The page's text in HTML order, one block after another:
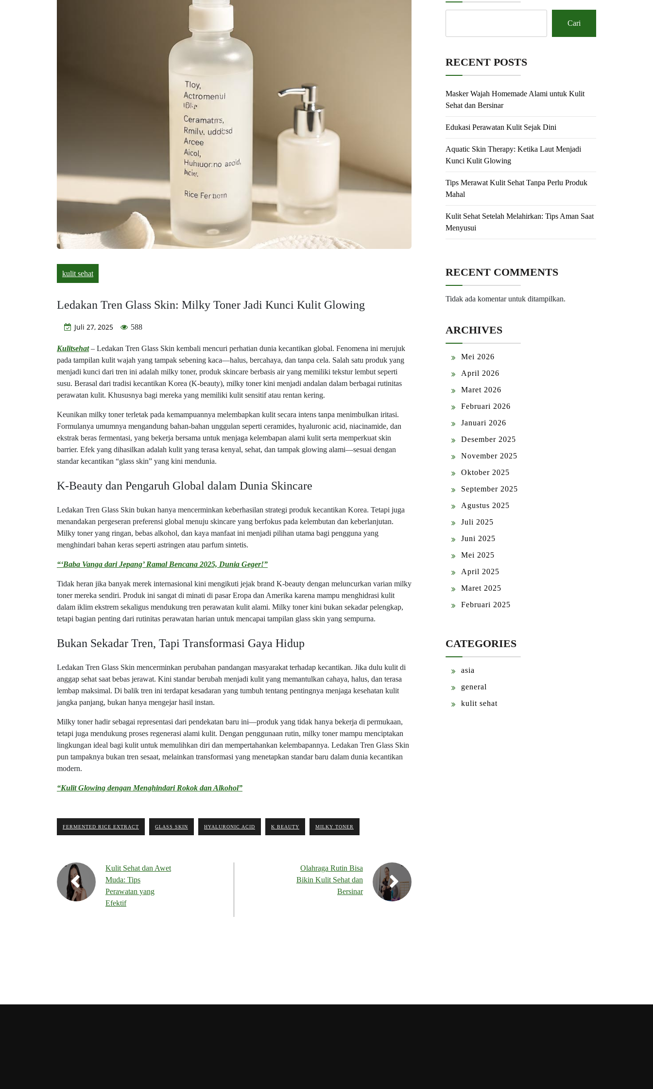
kulit sehat
Ledakan Tren Glass Skin: Milky Toner Jadi Kunci Kulit Glowing
Juli 27, 2025 588
Kulitsehat– Ledakan Tren Glass Skin kembali mencuri perhatian dunia kecantikan global. Fenomena ini merujuk
pada tampilan kulit wajah yang tampak sebening kaca—halus, bercahaya, dan tanpa cela. Salah satu produk yang
menjadi kunci dari tren ini adalah milky toner, produk skincare berbasis air yang memiliki tekstur lembut seperti
susu. Berasal dari tradisi kecantikan Korea (K-beauty), milky toner kini menjadi andalan dalam berbagai rutinitas
perawatan kulit. Khususnya bagi mereka yang memiliki kulit sensitif atau rentan kering.
Keunikan milky toner terletak pada kemampuannya melembapkan kulit secara intens tanpa menimbulkan iritasi.
Formulanya umumnya mengandung bahan-bahan unggulan seperti ceramides, hyaluronic acid, niacinamide, dan
ekstrak beras fermentasi, yang bekerja bersama untuk menjaga kelembapan alami kulit serta memperkuat skin
barrier. Efek yang dihasilkan adalah kulit yang terasa kenyal, sehat, dan tampak glowing alami—sesuai dengan
standar kecantikan “glass skin” yang kini mendunia.
K-Beauty dan Pengaruh Global dalam Dunia Skincare
Ledakan Tren Glass Skin bukan hanya mencerminkan keberhasilan strategi produk kecantikan Korea. Tetapi juga
menandakan pergeseran preferensi global menuju skincare yang berfokus pada kelembutan dan keberlanjutan.
Milky toner yang ringan, bebas alkohol, dan kaya manfaat ini menjadi pilihan utama bagi pengguna yang
menghindari bahan keras seperti astringen atau parfum sintetis.
“‘Baba Vanga dari Jepang’ Ramal Bencana 2025, Dunia Geger!”
Tidak heran jika banyak merek internasional kini mengikuti jejak brand K-beauty dengan meluncurkan varian milky
toner mereka sendiri. Produk ini sangat di minati di pasar Eropa dan Amerika karena mampu menghidrasi kulit
dalam iklim ekstrem sekaligus mendukung tren perawatan kulit alami. Milky toner kini bukan sekadar pelengkap,
tetapi bagian penting dari rutinitas perawatan harian untuk mencapai tampilan glass skin yang sempurna.
Bukan Sekadar Tren, Tapi Transformasi Gaya Hidup
Ledakan Tren Glass Skin mencerminkan perubahan pandangan masyarakat terhadap kecantikan. Jika dulu kulit di
anggap sehat saat bebas jerawat. Kini standar berubah menjadi kulit yang memantulkan cahaya, halus, dan terasa
lembap maksimal. Di balik tren ini terdapat kesadaran yang tumbuh tentang pentingnya menjaga kesehatan kulit
jangka panjang, bukan hanya mengejar hasil instan.
Milky toner hadir sebagai representasi dari pendekatan baru ini—produk yang tidak hanya bekerja di permukaan,
tetapi juga mendukung proses regenerasi alami kulit. Dengan penggunaan rutin, milky toner mampu menciptakan
lingkungan ideal bagi kulit untuk memulihkan diri dan mempertahankan kelembapannya. Ledakan Tren Glass Skin
pun tampaknya bukan tren sesaat, melainkan transformasi yang menetapkan standar baru dalam dunia kecantikan
modern.
“Kulit Glowing dengan Menghindari Rokok dan Alkohol”
FERMENTED RICE EXTRACT GLASS SKIN HYALURONIC ACID K BEAUTY MILKY TONER
Kulit Sehat dan Awet
Muda: Tips
Perawatan yang
Efektif
Olahraga Rutin Bisa
Bikin Kulit Sehat dan
Bersinar
Cari
RECENT POSTS
Masker Wajah Homemade Alami untuk Kulit
Sehat dan Bersinar
Edukasi Perawatan Kulit Sejak Dini
Aquatic Skin Therapy: Ketika Laut Menjadi
Kunci Kulit Glowing
Tips Merawat Kulit Sehat Tanpa Perlu Produk
Mahal
Kulit Sehat Setelah Melahirkan: Tips Aman Saat
Menyusui
RECENT COMMENTS
Tidak ada komentar untuk ditampilkan.
ARCHIVES
Mei 2026
April 2026
Maret 2026
Februari 2026
Januari 2026
Desember 2025
November 2025
Oktober 2025
September 2025
Agustus 2025
Juli 2025
Juni 2025
Mei 2025
April 2025
Maret 2025
Februari 2025
CATEGORIES
asia
general
kulit sehat